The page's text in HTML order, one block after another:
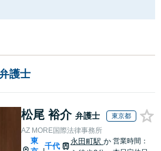
護士
松尾 裕介 弁護士 東京都
AZ MORE国際法律事務所
東
千代
永田町駅か 営業時間：